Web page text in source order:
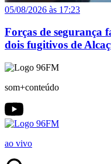
05/08/2026 às 17:23
Forças de segurança
dois fugitivos de
som+conteúdo
ao vivo